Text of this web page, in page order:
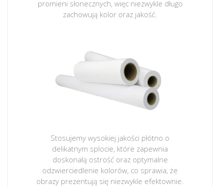
promieni słonecznych, więc niezwykle długo
zachowują kolor oraz jakość.
Stosujemy wysokiej jakości płótno o
delikatnym splocie, które zapewnia
doskonałą ostrość oraz optymalne
odzwierciedlenie kolorów, co sprawia, że
obrazy prezentują się niezwykle efektownie.